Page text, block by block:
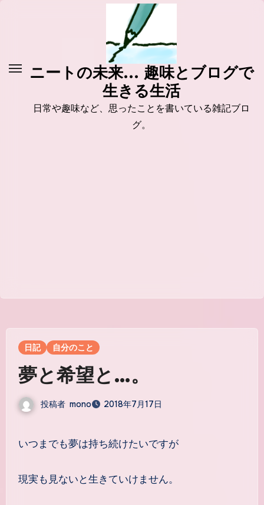
ニートの未来... 趣味とブログで
生きる生活
日常や趣味など、思ったことを書いている雑記ブロ
グ。
日記 自分のこと
夢と希望と…。
投稿者 mono 2018年7月17日
いつまでも夢は持ち続けたいですが
現実も見ないと生きていけません。